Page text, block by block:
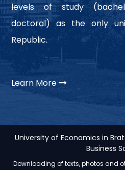
levels of study
doctoral) as the only
Republic.
Learn More
University of Economics in
Business
Downloading of texts, photos and